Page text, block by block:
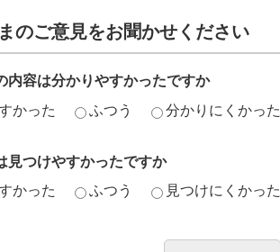
のご意見をお聞かせください
内容は分かりやすかったですか
かった
ふつう 分かりにくかった
見つけやすかったですか
かった
ふつう 見つけにくかった